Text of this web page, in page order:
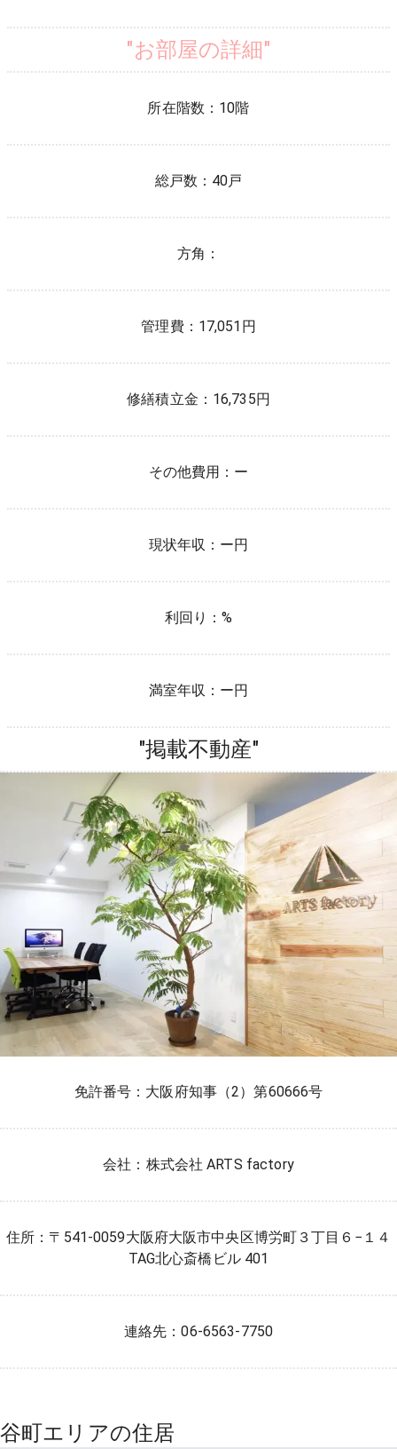
"お部屋の詳細"
所在階数： 10階
総戸数： 40戸
方角：
管理費： 17,051 円
修繕積立金： 16,735円
その他費用： ー
現状年収： ー円
利回り：%
満室年収： ー円
"掲載不動産"
免許番号：大阪府知事（2）第60666号
会社：株式会社 ARTS factory
住所：〒541-0059大阪府大阪市中央区博労町３丁目６−１４
TAG北心斎橋ビル 401
連絡先：06-6563-7750
谷町エリアの住居